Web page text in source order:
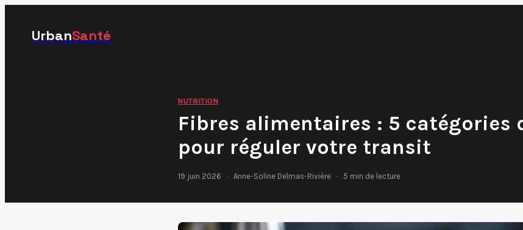
UrbanSanté
NUTRITION
Fibres alimentaires : 5 catégories
pour réguler votre transit
19 juin 2026 · Anne-Soline Delmas-Rivière · 5 min de lecture